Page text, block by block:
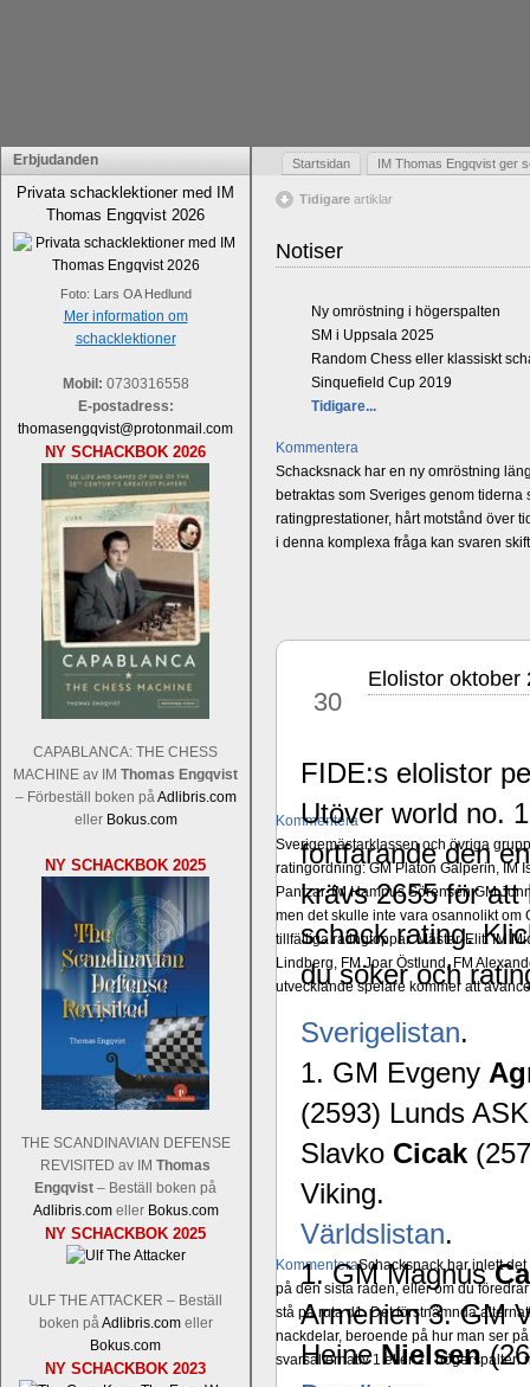
Erbjudanden
Privata schacklektioner med IM
Thomas Engqvist 2026
Foto: Lars OA Hedlund
Mer information om
schacklektioner
Mobil: 0730316558
E-postadress:
thomasengqvist@protonmail.com
NY SCHACKBOK 2026
CAPABLANCA: THE CHESS
MACHINE av IM Thomas Engqvist
– Förbeställ boken påAdlibris.com
eller Bokus.com
NY SCHACKBOK 2025
THE SCANDINAVIAN DEFENSE
REVISITED av IM Thomas
Engqvist – Beställ boken på
Adlibris.comeller Bokus.com
NY SCHACKBOK 2025
ULF THE ATTACKER – Beställ
boken på Adlibris.comeller
Bokus.com
NY SCHACKBOK 2023
Startsidan IM Thomas Engqvist ger
Tidigare artiklar
Notiser
Ny omröstning i högerspalten
SM i Uppsala 2025
Random Chess eller klassiskt
Sinquefield Cup 2019
Tidigare...
Kommentera
Schacksnack har en ny omröstning
betraktas som Sveriges genom
ratingprestationer, hårt motstånd över
i denna komplexa fråga kan svaren
Kommentera
Sverigemästarklassen och övriga
ratingordning: GM Platon Galperin, IM
Pantzar, IM Hampus Sörensen GM
men det skulle inte vara osannolikt om
tillfälliga ratingtoppar. Mästar-Elit: IM
Lindberg, FM Joar Östlund, FM
utvecklande spelare kommer att
KommenteraSchacksnack har inlett
på den sista raden, eller om du
stå på ruta d1. Det förstnämnda
nackdelar, beroende på hur man ser
svarsalternativ 1 eller 2 i högerspalten
30
Elolistor
FIDE:s elolistor
Utöver world no.
fortfarande den
krävs 2655 för
schack rating.
du söker och
Sverigelistan.
1. GM Evgeny
(2593) Lunds
Slavko Cicak
Viking.
Världslistan.
1. GM Magnus
Armenien 3. GM
HeineNielsen